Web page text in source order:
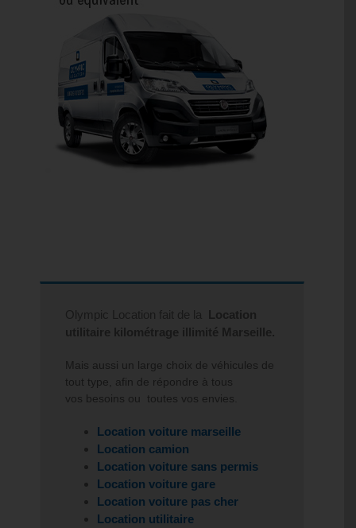
Olympic Location fait de la Location
utilitaire kilométrage illimité Marseille.
Mais aussi un large choix de véhicules de
tout type, afin de répondre à tous
vos besoins ou toutes vos envies.
Location voiture marseille
Location camion
Location voiture sans permis
Location voiture gare
Location voiture pas cher
Location utilitaire